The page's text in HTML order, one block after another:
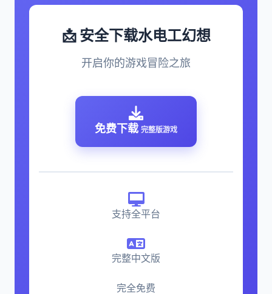
📩 安全下载水电工幻想
开启你的游戏冒险之旅
免费下载 完整版游戏
支持全平台
完整中文版
完全免费